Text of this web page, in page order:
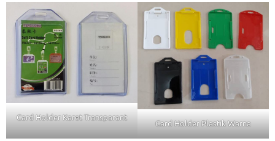
Card Holder Karet Transparant
Card Holder Plastik Warna